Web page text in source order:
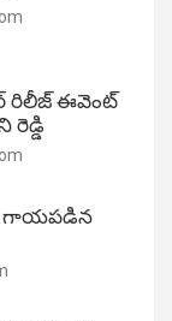
రిలీజ్ ఈవెంట్
రెడ్డి
గాయపడిన